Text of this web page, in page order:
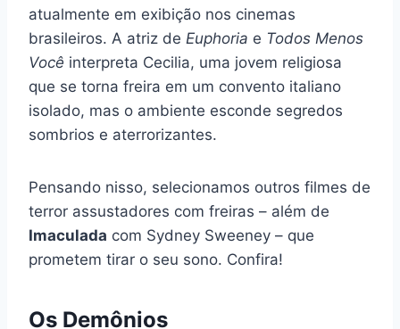
atualmente em exibição nos cinemas
brasileiros. A atriz de Euphoria e Todos Menos
Você interpreta Cecilia, uma jovem religiosa
que se torna freira em um convento italiano
isolado, mas o ambiente esconde segredos
sombrios e aterrorizantes.
Pensando nisso, selecionamos outros filmes de
terror assustadores com freiras – além de
Imaculada com Sydney Sweeney – que
prometem tirar o seu sono. Confira!
Os Demônios